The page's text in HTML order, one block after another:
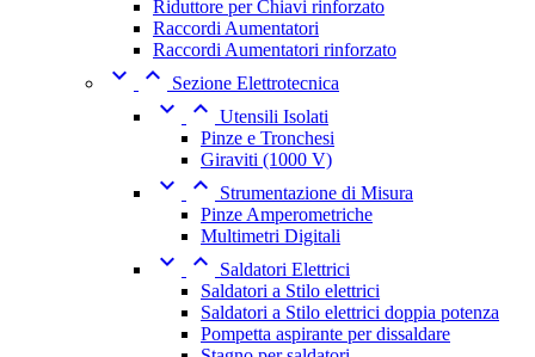
Riduttore per Chiavi rinforzato
Raccordi Aumentatori
Raccordi Aumentatori rinforzato
  Sezione Elettrotecnica
  Utensili Isolati
Pinze e Tronchesi
Giraviti (1000 V)
 
Strumentazione di Misura
Pinze Amperometriche
Multimetri Digitali
 
Saldatori Elettrici
Saldatori a Stilo elettrici
Saldatori a Stilo elettrici doppia potenza
Pompetta aspirante per dissaldare